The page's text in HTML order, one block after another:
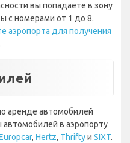
вы попадаете в зону
с номерами от 1 до 8.
аэропорта для получения
аренде автомобилей
в аэропорту
, Hertz, Thriftyи SIXT.